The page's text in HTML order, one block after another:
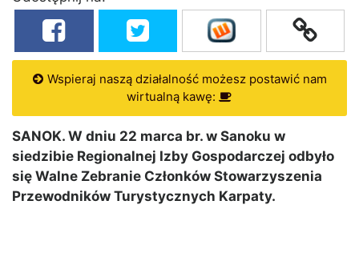
Wspieraj naszą działalność możesz postawić nam
wirtualną kawę:
SANOK. W dniu 22 marca br. w Sanoku w
siedzibie Regionalnej Izby Gospodarczej odbyło
się Walne Zebranie Członków Stowarzyszenia
Przewodników Turystycznych Karpaty.